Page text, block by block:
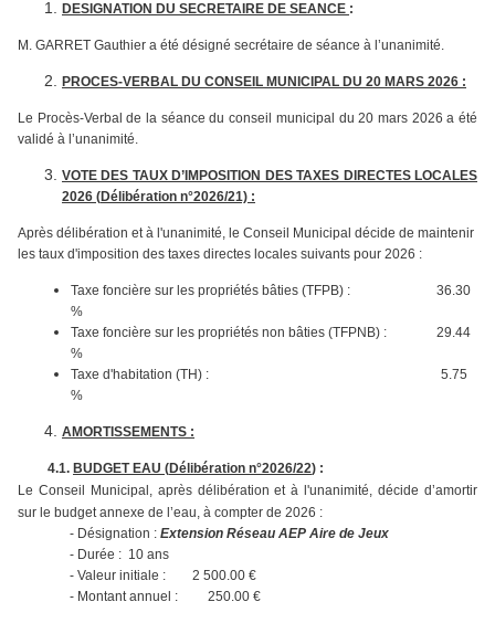
DESIGNATION DU SECRETAIRE DE SEANCE :
M. GARRET Gauthier a été désigné secrétaire de séance à l’unanimité.
PROCES-VERBAL DU CONSEIL MUNICIPAL DU 20 MARS 2026 :
Le Procès-Verbal de la séance du conseil municipal du 20 mars 2026 a été
validé à l’unanimité.
VOTE DES TAUX D’IMPOSITION DES TAXES DIRECTES LOCALES
2026 (Délibération n°2026/21) :
Après délibération et à l'unanimité, le Conseil Municipal décide de maintenir
les taux d'imposition des taxes directes locales suivants pour 2026 :
Taxe foncière sur les propriétés bâties (TFPB) : 36.30
%
Taxe foncière sur les propriétés non bâties (TFPNB) : 29.44
%
Taxe d'habitation (TH) : 5.75
%
AMORTISSEMENTS :
4.1. BUDGET EAU (Délibération n°2026/22) :
Le Conseil Municipal, après délibération et à l'unanimité, décide d’amortir
sur le budget annexe de l’eau, à compter de 2026 :
- Désignation :Extension Réseau AEP Aire de Jeux
- Durée : 10 ans
- Valeur initiale : 2 500.00 €
- Montant annuel : 250.00 €